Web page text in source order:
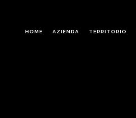
HOME AZIENDA TERRITORIO